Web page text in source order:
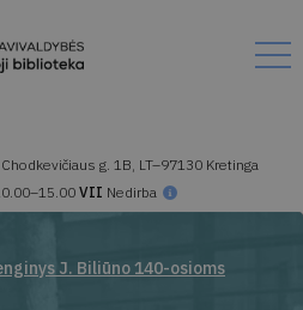
g. 1B, LT–97130 Kretinga
VII Nedirba
J. Biliūno 140-osioms